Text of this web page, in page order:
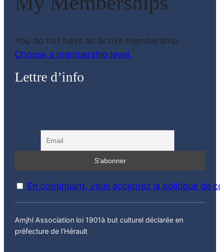
You do not have an active membership.
Choose a membership level.
Lettre d’info
En continuant, vous acceptez la politique de
Amjhl Association loi 1901à but culturel déclarée en
préfecture de l’Hérault